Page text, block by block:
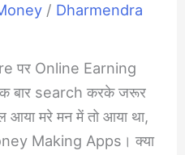
/ Dharmendra
पर Online Earning
बार search करके जरूर
मरे मन में तो आया था,
Making Apps। क्या